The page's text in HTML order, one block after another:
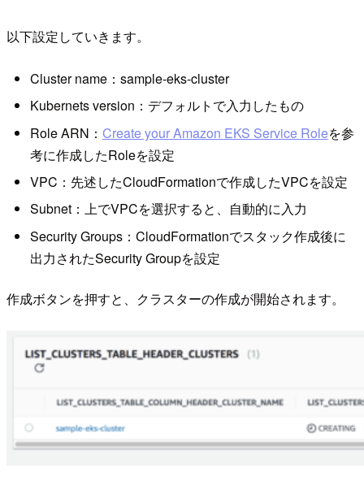
以下設定していきます。
Cluster name：sample-eks-cluster
Kubernets version：デフォルトで入力したもの
Role ARN： Create your Amazon EKS Service Roleを参
考に作成したRoleを設定
VPC：先述したCloudFormationで作成したVPCを設定
Subnet：上でVPCを選択すると、自動的に入力
Security Groups：CloudFormationでスタック作成後に
出力されたSecurity Groupを設定
作成ボタンを押すと、クラスターの作成が開始されます。